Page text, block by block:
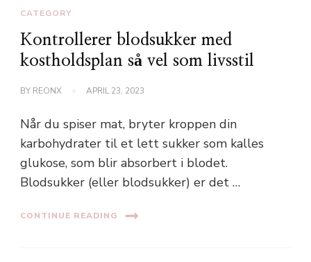
CATEGORY
Kontrollerer blodsukker med
kostholdsplan så vel som livsstil
BY REONX APRIL 23, 2023
Når du spiser mat, bryter kroppen din
karbohydrater til et lett sukker som kalles
glukose, som blir absorbert i blodet.
Blodsukker (eller blodsukker) er det …
CONTINUE READING